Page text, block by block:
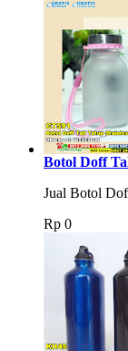
Botol Doff
Jual Botol
Rp 0